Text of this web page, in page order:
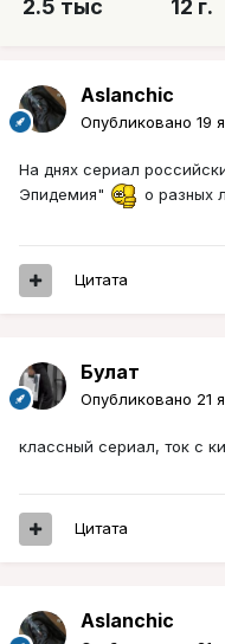
2.5 тыс 12 г.
Aslanchic
Опубликовано 19
На днях сериал
Эпидемия"
о разных
Цитата
Булат
Опубликовано 21
классный сериал, ток с
Цитата
Aslanchic